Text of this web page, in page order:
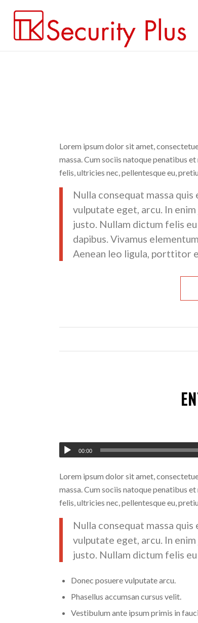
Lorem ipsum dolor sit amet,
massa. Cum sociis natoque penatibus
felis, ultricies nec, pellentesque eu,
Nulla consequat massa
vulputate eget, arcu. In
justo. Nullam dictum felis
dapibus. Vivamus
Aenean leo ligula, porttitor
00:00
Lorem ipsum dolor sit amet,
massa. Cum sociis natoque penatibus
felis, ultricies nec, pellentesque eu,
Nulla consequat massa
vulputate eget, arcu. In
justo. Nullam dictum felis
Donec posuere vulputate arcu.
Phasellus accumsan cursus velit.
Vestibulum ante ipsum primis in